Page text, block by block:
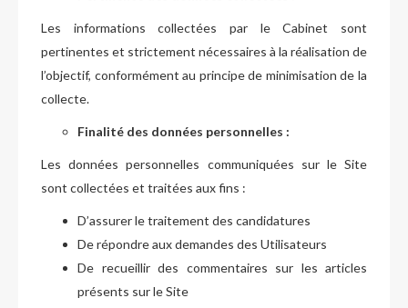
Les informations collectées par le Cabinet sont
pertinentes et strictement nécessaires à la réalisation de
l’objectif, conformément au principe de minimisation de la
collecte.
Finalité des données personnelles :
Les données personnelles communiquées sur le Site
sont collectées et traitées aux fins :
D’assurer le traitement des candidatures
De répondre aux demandes des Utilisateurs
De recueillir des commentaires sur les articles
présents sur le Site